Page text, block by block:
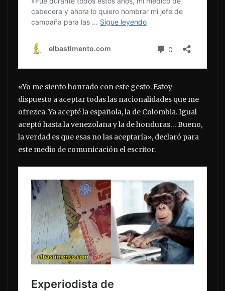
«Yo me siento honrado con este gesto. Estoy
dispuesto a aceptar todas las nacionalidades que me
ofrezca. Ya acepté la española, la de Colombia. Igual
aceptó hasta la venezolana y la de honduras… Bueno,
la verdad es que esas no las aceptaría», declaró para
este medio de comunicación el escritor.